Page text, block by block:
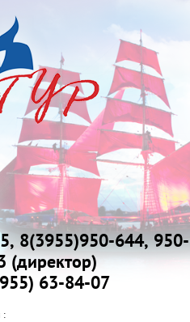
8(3955)950-644, 950-
(директор)
63-84-07